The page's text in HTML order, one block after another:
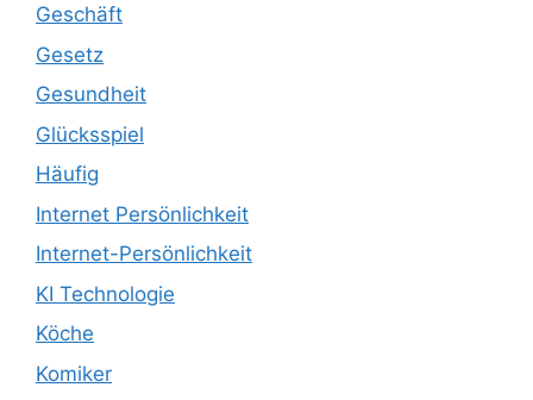
Geschäft
Gesetz
Gesundheit
Glücksspiel
Häufig
Internet Persönlichkeit
Internet-Persönlichkeit
KI Technologie
Köche
Komiker